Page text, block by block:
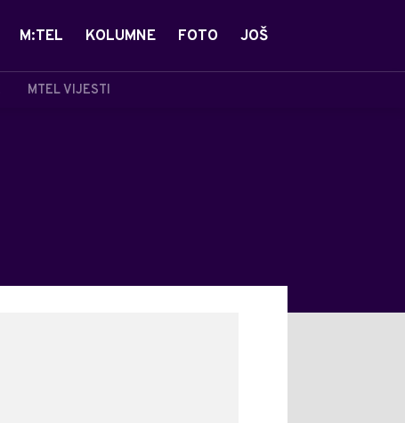
MTEL VIJESTI
M:TEL KOLUMNE FOTO JOŠ